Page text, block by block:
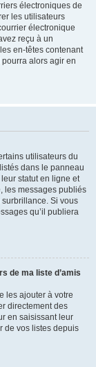
électroniques de
les utilisateurs
électronique
reçu à un
en-têtes contenant
alors agir en
utilisateurs du
dans le panneau
statut en ligne et
les messages publiés
Si vous
qu’il publiera
de ma liste d’amis
les ajouter à votre
directement des
en saisissant leur
de vos listes depuis